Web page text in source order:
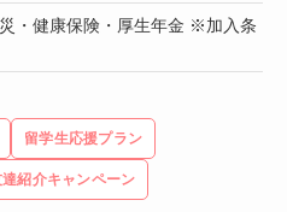
・健康保険・厚生年金 ※加入条
留学生応援プラン
達紹介キャンペーン